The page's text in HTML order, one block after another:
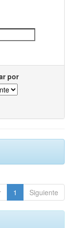
por
1 Siguiente